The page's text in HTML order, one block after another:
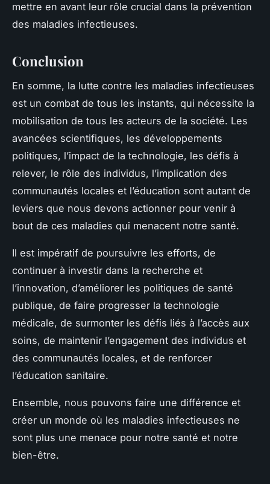
mettre en avant leur rôle crucial dans la prévention
des maladies infectieuses.
Conclusion
En somme, la lutte contre les maladies infectieuses
est un combat de tous les instants, qui nécessite la
mobilisation de tous les acteurs de la société. Les
avancées scientifiques, les développements
politiques, l’impact de la technologie, les défis à
relever, le rôle des individus, l’implication des
communautés locales et l’éducation sont autant de
leviers que nous devons actionner pour venir à
bout de ces maladies qui menacent notre santé.
Il est impératif de poursuivre les efforts, de
continuer à investir dans la recherche et
l’innovation, d’améliorer les politiques de santé
publique, de faire progresser la technologie
médicale, de surmonter les défis liés à l’accès aux
soins, de maintenir l’engagement des individus et
des communautés locales, et de renforcer
l’éducation sanitaire.
Ensemble, nous pouvons faire une différence et
créer un monde où les maladies infectieuses ne
sont plus une menace pour notre santé et notre
bien-être.